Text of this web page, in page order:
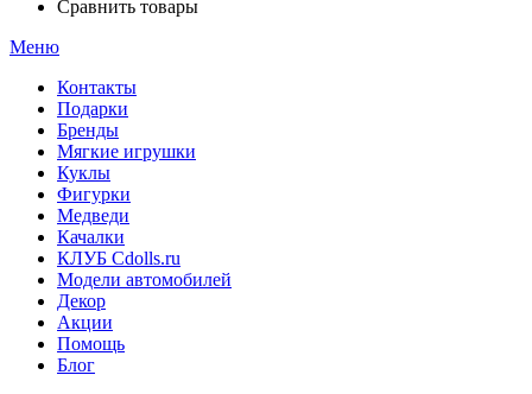
Сравнить товары
Меню
Контакты
Подарки
Бренды
Мягкие игрушки
Куклы
Фигурки
Медведи
Качалки
КЛУБ Cdolls.ru
Модели автомобилей
Декор
Акции
Помощь
Блог